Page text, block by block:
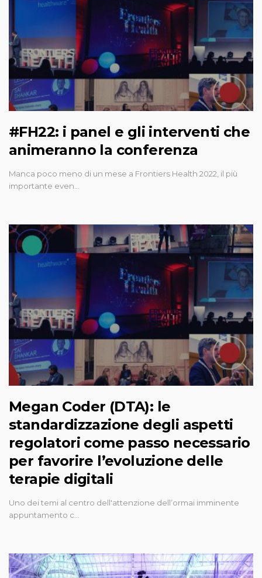
#FH22: i panel e gli interventi che
animeranno la conferenza
Manca poco meno di un mese a Frontiers Health 2022, il più
importante even…
Megan Coder (DTA): le
standardizzazione degli aspetti
regolatori come passo necessario
per favorire l’evoluzione delle
terapie digitali
Uno dei temi al centro dell'attenzione dell’ormai imminente
appuntamento c…